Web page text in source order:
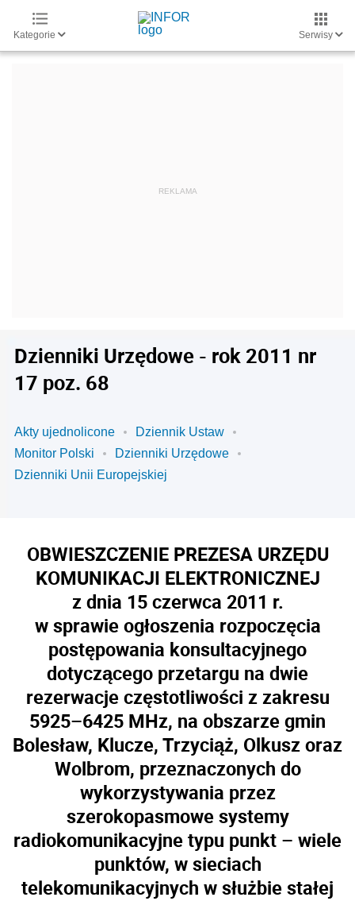
Kategorie Serwisy
Dzienniki Urzędowe - rok 2011 nr
17 poz. 68
Akty ujednolicone
Dziennik Ustaw
Monitor Polski
Dzienniki Urzędowe
Dzienniki Unii Europejskiej
OBWIESZCZENIE PREZESA URZĘDU
KOMUNIKACJI ELEKTRONICZNEJ
z dnia 15 czerwca 2011 r.
w sprawie ogłoszenia rozpoczęcia
postępowania konsultacyjnego
dotyczącego przetargu na dwie
rezerwacje częstotliwości z zakresu
5925–6425 MHz, na obszarze gmin
Bolesław, Klucze, Trzyciąż, Olkusz oraz
Wolbrom, przeznaczonych do
wykorzystywania przez
szerokopasmowe systemy
radiokomunikacyjne typu punkt – wiele
punktów, w sieciach
telekomunikacyjnych w służbie stałej